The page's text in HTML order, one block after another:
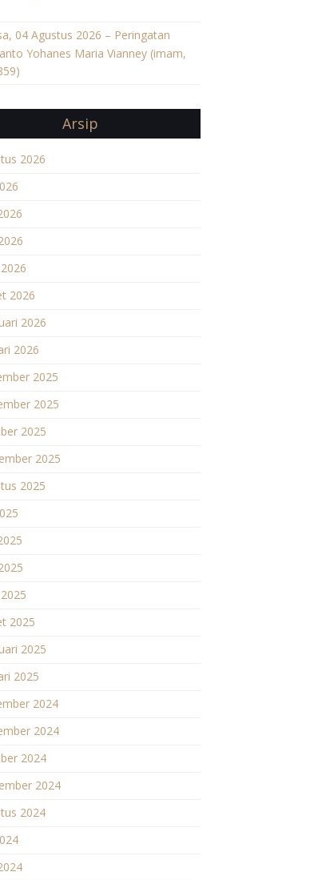
04 Agustus 2026 – Peringatan
Yohanes Maria Vianney (imam,
Arsip
2026
2026
2026
2026
2025
2025
2025
2025
2025
2025
2025
2025
2024
2024
2024
2024
2024